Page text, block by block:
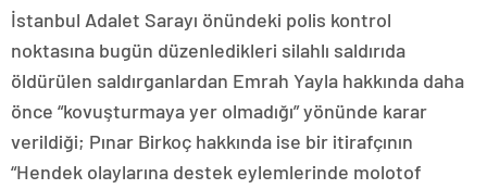
İstanbul Adalet Sarayı önündeki polis kontrol
noktasına bugün düzenledikleri silahlı saldırıda
öldürülen saldırganlardan Emrah Yayla hakkında daha
önce “kovuşturmaya yer olmadığı” yönünde karar
verildiği; Pınar Birkoç hakkında ise bir itirafçının
“Hendek olaylarına destek eylemlerinde molotof